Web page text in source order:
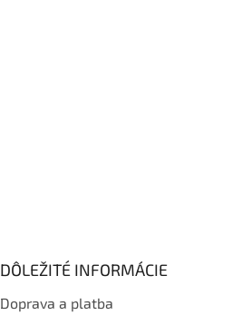
DÔLEŽITÉ INFORMÁCIE
Doprava a platba